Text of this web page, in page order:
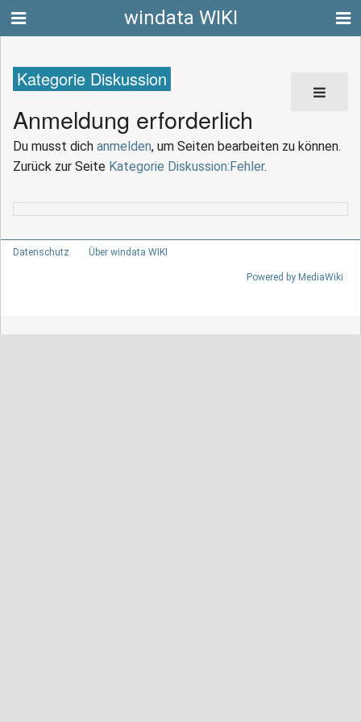
windata WIKI
Kategorie Diskussion
Anmeldung erforderlich
Du musst dich anmelden, um Seiten bearbeiten zu können.
Zurück zur Seite Kategorie Diskussion:Fehler.
Datenschutz Über windata WIKI
Powered by MediaWiki